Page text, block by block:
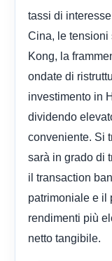
tassi di
Cina, le tensioni
Kong, la
ondate di
investimento in
dividendo
conveniente. Si
sarà in grado di
il transaction
patrimoniale e il
rendimenti più
netto tangibile.